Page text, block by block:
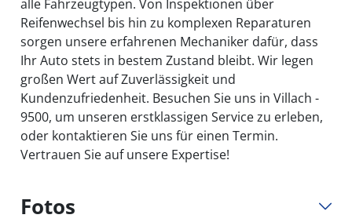
alle Fahrzeugtypen. Von Inspektionen über
Reifenwechsel bis hin zu komplexen Reparaturen
sorgen unsere erfahrenen Mechaniker dafür, dass
Ihr Auto stets in bestem Zustand bleibt. Wir legen
großen Wert auf Zuverlässigkeit und
Kundenzufriedenheit. Besuchen Sie uns in Villach -
9500, um unseren erstklassigen Service zu erleben,
oder kontaktieren Sie uns für einen Termin.
Vertrauen Sie auf unsere Expertise!
Fotos